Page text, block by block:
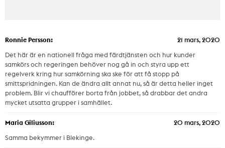
Ronnie Persson:
21 mars, 2020
Det här är en nationell fråga med färdtjänsten och hur kunder
samkörs och regeringen behöver nog gå in och styra upp ett
regelverk kring hur samkörning ska ske för att få stopp på
smittspridningen. Kan de ändra allt annat nu, så är detta heller inget
problem. Blir vi chaufförer borta från jobbet, så drabbar det andra
mycket utsatta grupper i samhället.
Maria Giliusson:
20 mars, 2020
Samma bekymmer i Blekinge.